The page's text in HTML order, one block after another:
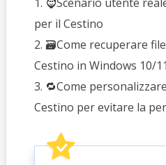
per il Cestino
2. 🗃️Come recuperare
Cestino in Windows 10/11
3. 🔁Come
Cestino per evitare la